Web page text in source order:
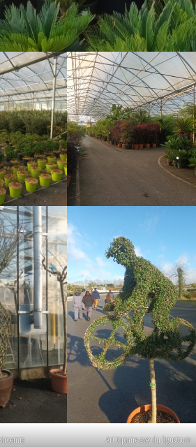
Art topiaire avec du ligustrum